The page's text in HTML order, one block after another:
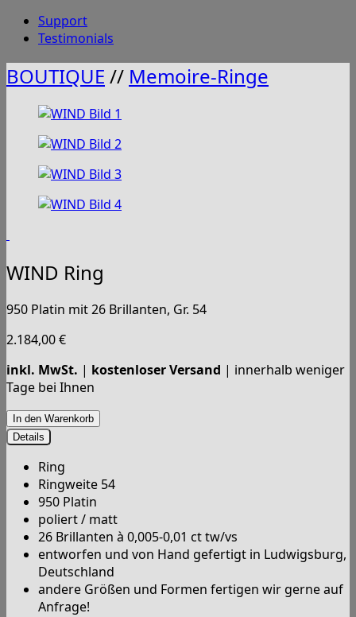
Support
Testimonials
BOUTIQUE // Memoire-Ringe
WIND Ring
950 Platin mit 26 Brillanten, Gr. 54
2.184,00€
inkl. MwSt. | kostenloser Versand | innerhalb weniger
Tage bei Ihnen
Details
Ring
Ringweite 54
950 Platin
poliert / matt
26 Brillanten à 0,005-0,01 ct tw/vs
entworfen und von Hand gefertigt in Ludwigsburg,
Deutschland
andere Größen und Formen fertigen wir gerne auf
Anfrage!